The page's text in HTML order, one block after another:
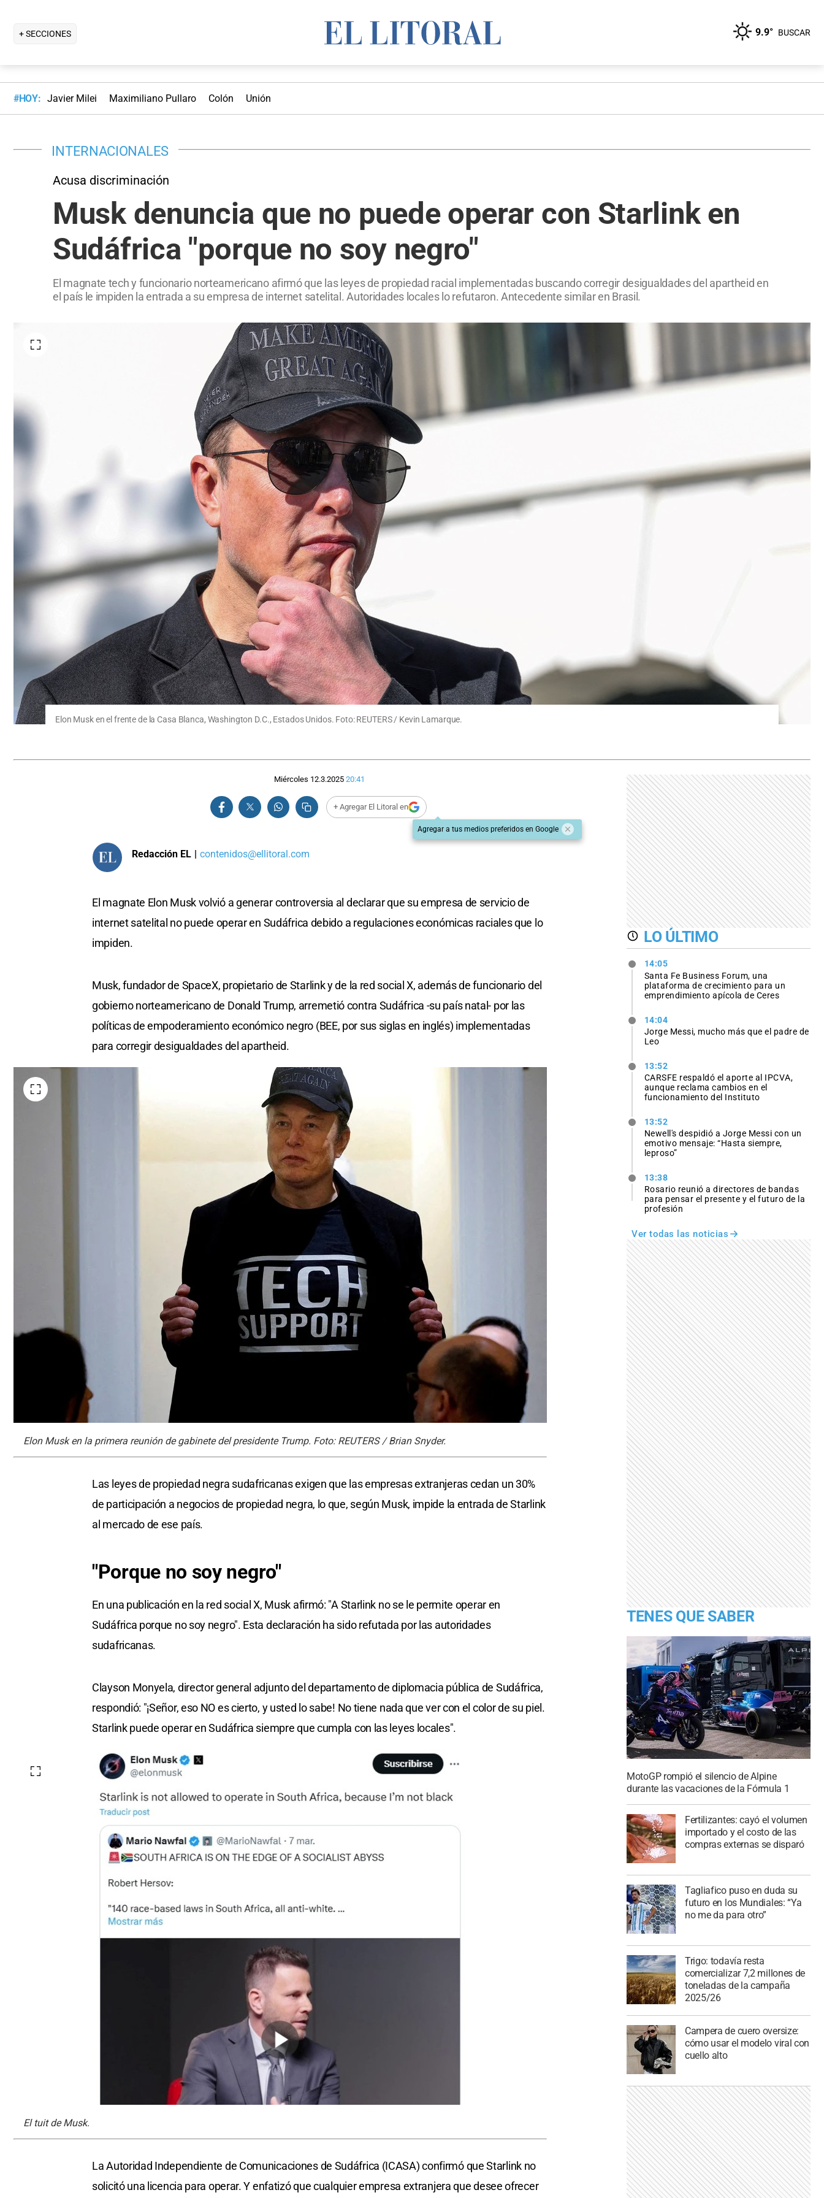
+ SECCIONES 9.9° BUSCAR
#HOY: Javier Milei Maximiliano Pullaro Colón Unión
INTERNACIONALES
Acusa discriminación
Musk denuncia que no puede operar con Starlink en
Sudáfrica "porque no soy negro"
El magnate tech y funcionario norteamericano afirmó que las leyes de propiedad racial implementadas buscando corregir desigualdades del apartheid en
el país le impiden la entrada a su empresa de internet satelital. Autoridades locales lo refutaron. Antecedente similar en Brasil.
Elon Musk en el frente de la Casa Blanca, Washington D.C., Estados Unidos. Foto: REUTERS / Kevin Lamarque.
Miércoles 12.3.2025 20:41
+ Agregar El Litoral en
Agregar a tus medios preferidos en Google
Redacción EL | contenidos@ellitoral.com
El magnate Elon Musk volvió a generar controversia al declarar que su empresa de servicio de
internet satelital no puede operar en Sudáfrica debido a regulaciones económicas raciales que lo
impiden.
Musk, fundador de SpaceX, propietario de Starlink y de la red social X, además de funcionario del
gobierno norteamericano de Donald Trump, arremetió contra Sudáfrica -su país natal- por las
políticas de empoderamiento económico negro (BEE, por sus siglas en inglés) implementadas
para corregir desigualdades del apartheid.
Elon Musk en la primera reunión de gabinete del presidente Trump. Foto: REUTERS / Brian Snyder.
Las leyes de propiedad negra sudafricanas exigen que las empresas extranjeras cedan un 30%
de participación a negocios de propiedad negra, lo que, según Musk, impide la entrada de Starlink
al mercado de ese país. ​
"Porque no soy negro"
En una publicación en la red social X, Musk afirmó: "A Starlink no se le permite operar en
Sudáfrica porque no soy negro". Esta declaración ha sido refutada por las autoridades
sudafricanas.
Clayson Monyela, director general adjunto del departamento de diplomacia pública de Sudáfrica,
respondió: "¡Señor, eso NO es cierto, y usted lo sabe! No tiene nada que ver con el color de su piel.
Starlink puede operar en Sudáfrica siempre que cumpla con las leyes locales". ​
El tuit de Musk.
La Autoridad Independiente de Comunicaciones de Sudáfrica (ICASA) confirmó que Starlink no
solicitó una licencia para operar. Y enfatizó que cualquier empresa extranjera que desee ofrecer
LO ÚLTIMO
14:05
Santa Fe Business Forum, una
plataforma de crecimiento para un
emprendimiento apícola de Ceres
14:04
Jorge Messi, mucho más que el padre de
Leo
13:52
CARSFE respaldó el aporte al IPCVA,
aunque reclama cambios en el
funcionamiento del Instituto
13:52
Newell's despidió a Jorge Messi con un
emotivo mensaje: “Hasta siempre,
leproso”
13:38
Rosario reunió a directores de bandas
para pensar el presente y el futuro de la
profesión
Ver todas las noticias
TENES QUE SABER
MotoGP rompió el silencio de Alpine
durante las vacaciones de la Fórmula 1
Fertilizantes: cayó el volumen
importado y el costo de las
compras externas se disparó
Tagliafico puso en duda su
futuro en los Mundiales: “Ya
no me da para otro”
Trigo: todavía resta
comercializar 7,2 millones de
toneladas de la campaña
2025/26
Campera de cuero oversize:
cómo usar el modelo viral con
cuello alto